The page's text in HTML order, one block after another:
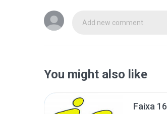
Add new comment
You might also like
Faixa 16